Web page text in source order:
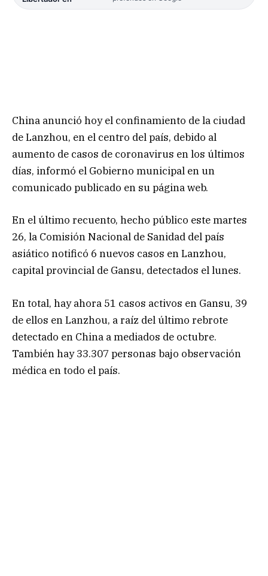
China anunció hoy el confinamiento de la ciudad
de Lanzhou, en el centro del país, debido al
aumento de casos de coronavirus en los últimos
días, informó el Gobierno municipal en un
comunicado publicado en su página web.
En el último recuento, hecho público este martes
26, la Comisión Nacional de Sanidad del país
asiático notificó 6 nuevos casos en Lanzhou,
capital provincial de Gansu, detectados el lunes.
En total, hay ahora 51 casos activos en Gansu, 39
de ellos en Lanzhou, a raíz del último rebrote
detectado en China a mediados de octubre.
También hay 33.307 personas bajo observación
médica en todo el país.